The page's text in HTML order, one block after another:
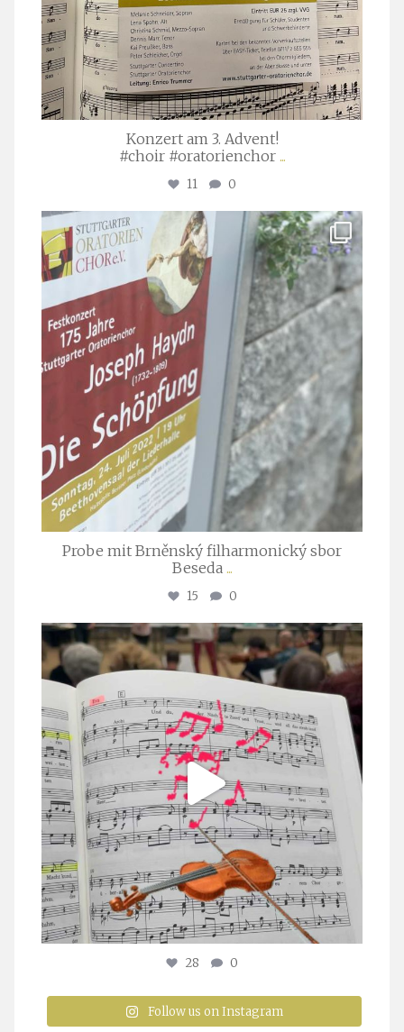
Konzert am 3. Advent!
#choir #oratorienchor ...
11 0
stuttgarter_oratorienchor
Juli 23
Probe mit Brněnský filharmonický sbor
Beseda ...
15 0
stuttgarter_oratorienchor
Juli 23
28 0
Follow us on Instagram